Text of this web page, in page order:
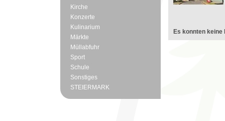
Kirche
Konzerte
Kulinarium
Märkte
Müllabfuhr
Sport
Schule
Sonstiges
STEIERMARK
Es konnten keine